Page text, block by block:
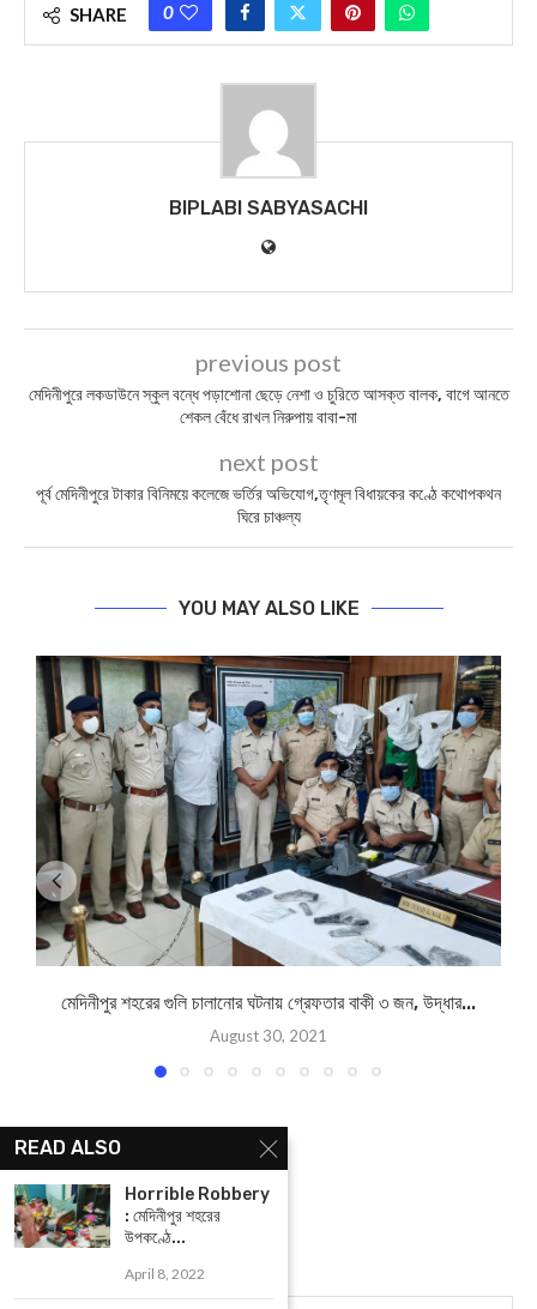
SHARE 0
BIPLABI SABYASACHI
previous post
মেদিনীপুরে লকডাউনে স্কুল বন্ধে পড়াশোনা ছেড়ে নেশা ও চুরিতে আসক্ত বালক, বাগে আনতে
শেকল বেঁধে রাখল নিরুপায় বাবা-মা
next post
পূর্ব মেদিনীপুরে টাকার বিনিময়ে কলেজে ভর্তির অভিযোগ,তৃণমূল বিধায়কের কণ্ঠে কথোপকথন
ঘিরে চাঞ্চল্য
YOU MAY ALSO LIKE
মেদিনীপুর শহরের গুলি চালানোর ঘটনায় গ্রেফতার বাকী ৩ জন, উদ্ধার...
August 30, 2021
READ ALSO
Horrible Robbery
: মেদিনীপুর শহরের
উপকণ্ঠে...
April 8, 2022